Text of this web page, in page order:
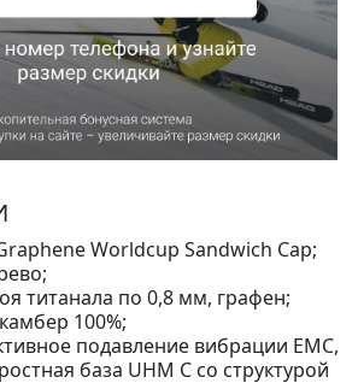
Worldcup Sandwich Cap;
титанала по 0,8 мм, графен;
100%;
подавление вибрации EMC,
база UHM C со структурой